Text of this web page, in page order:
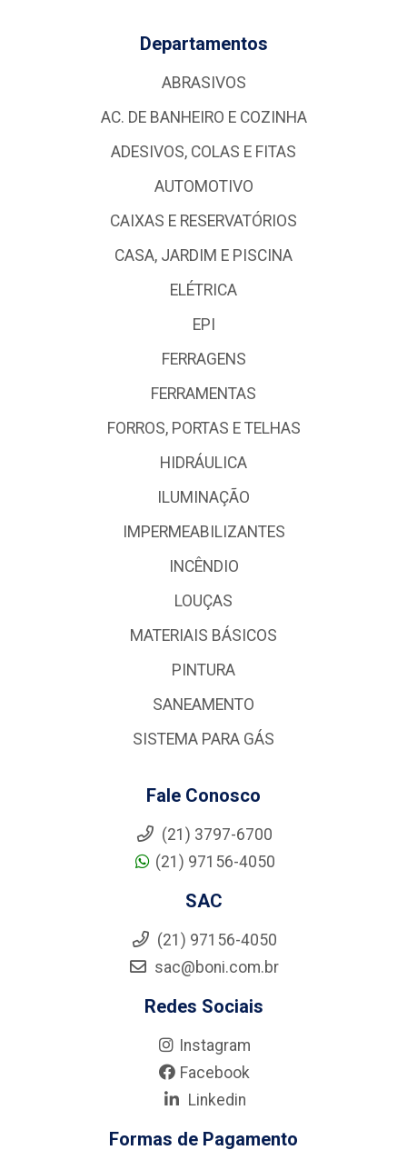
Departamentos
ABRASIVOS
AC. DE BANHEIRO E COZINHA
ADESIVOS, COLAS E FITAS
AUTOMOTIVO
CAIXAS E RESERVATÓRIOS
CASA, JARDIM E PISCINA
ELÉTRICA
EPI
FERRAGENS
FERRAMENTAS
FORROS, PORTAS E TELHAS
HIDRÁULICA
ILUMINAÇÃO
IMPERMEABILIZANTES
INCÊNDIO
LOUÇAS
MATERIAIS BÁSICOS
PINTURA
SANEAMENTO
SISTEMA PARA GÁS
Fale Conosco
(21) 3797-6700
(21) 97156-4050
SAC
(21) 97156-4050
sac@boni.com.br
Redes Sociais
Instagram
Facebook
Linkedin
Formas de Pagamento